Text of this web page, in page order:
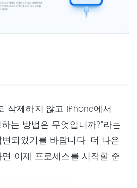
삭제하지 않고 iPhone에서
는 방법은 무엇입니까?"라는
되었기를 바랍니다. 더 나은
이제 프로세스를 시작할 준